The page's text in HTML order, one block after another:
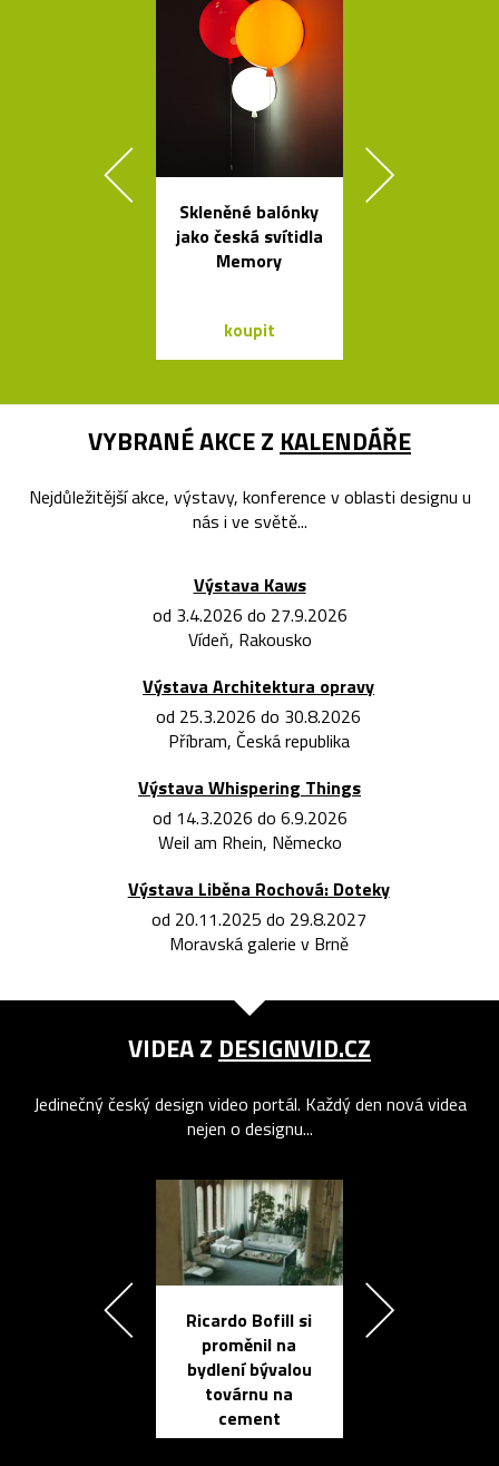
Skleněné balónky
jako česká svítidla
Memory
koupit
VYBRANÉ AKCE Z KALENDÁŘE
Nejdůležitější akce, výstavy, konference v oblasti designu u
nás i ve světě...
Výstava Kaws
od 3.4.2026 do 27.9.2026
Vídeň, Rakousko
Výstava Architektura opravy
od 25.3.2026 do 30.8.2026
Příbram, Česká republika
Výstava Whispering Things
od 14.3.2026 do 6.9.2026
Weil am Rhein, Německo
Výstava Liběna Rochová: Doteky
od 20.11.2025 do 29.8.2027
Moravská galerie v Brně
VIDEA Z DESIGNVID.CZ
Jedinečný český design video portál. Každý den nová videa
nejen o designu...
Ricardo Bofill si
proměnil na
bydlení bývalou
továrnu na
cement